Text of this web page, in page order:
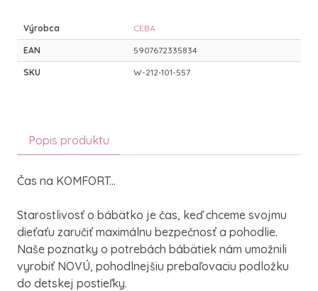
Výrobca CEBA
EAN 5907672335834
SKU W-212-101-557
Popis produktu
Čas na KOMFORT...
Starostlivosť o bábätko je čas, keď chceme svojmu
dieťaťu zaručiť maximálnu bezpečnosť a pohodlie.
Naše poznatky o potrebách bábätiek nám umožnili
vyrobiť NOVÚ, pohodlnejšiu prebaľovaciu podložku
do detskej postieľky.